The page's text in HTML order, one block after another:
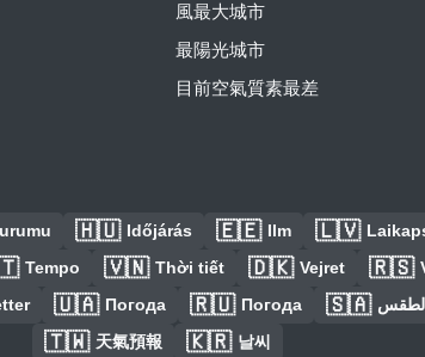
風最大城市
最陽光城市
目前空氣質素最差
🇭🇺 Időjárás 🇪🇪 Ilm 🇱🇻
Tempo 🇻🇳 Thời tiết 🇩🇰 Vejret 🇷🇸
🇺🇦 Погода 🇷🇺 Погода 🇸🇦
🇹🇼 天氣預報 🇰🇷 날씨